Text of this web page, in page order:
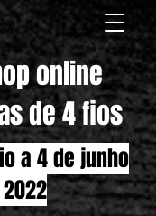
online
de 4 fios
a 4 de junho